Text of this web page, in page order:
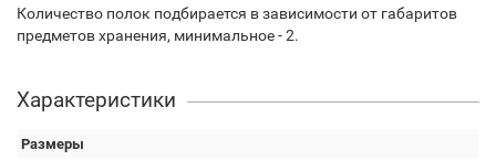
Количество полок подбирается в зависимости от габаритов
предметов хранения, минимальное - 2.
Характеристики
Размеры